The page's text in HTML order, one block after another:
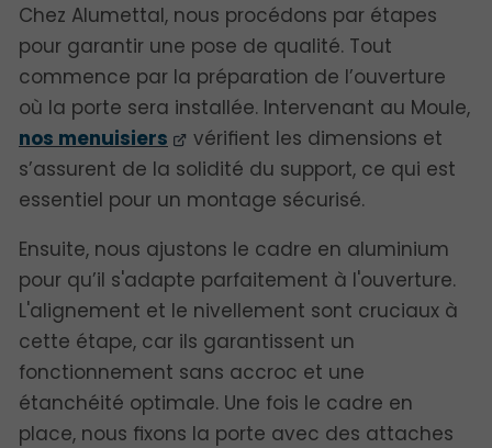
Chez Alumettal, nous procédons par étapes
pour garantir une pose de qualité. Tout
commence par la préparation de l’ouverture
où la porte sera installée. Intervenant au Moule,
nos menuisiers
vérifient les dimensions et
s’assurent de la solidité du support, ce qui est
essentiel pour un montage sécurisé.
Ensuite, nous ajustons le cadre en aluminium
pour qu’il s'adapte parfaitement à l'ouverture.
L'alignement et le nivellement sont cruciaux à
cette étape, car ils garantissent un
fonctionnement sans accroc et une
étanchéité optimale. Une fois le cadre en
place, nous fixons la porte avec des attaches